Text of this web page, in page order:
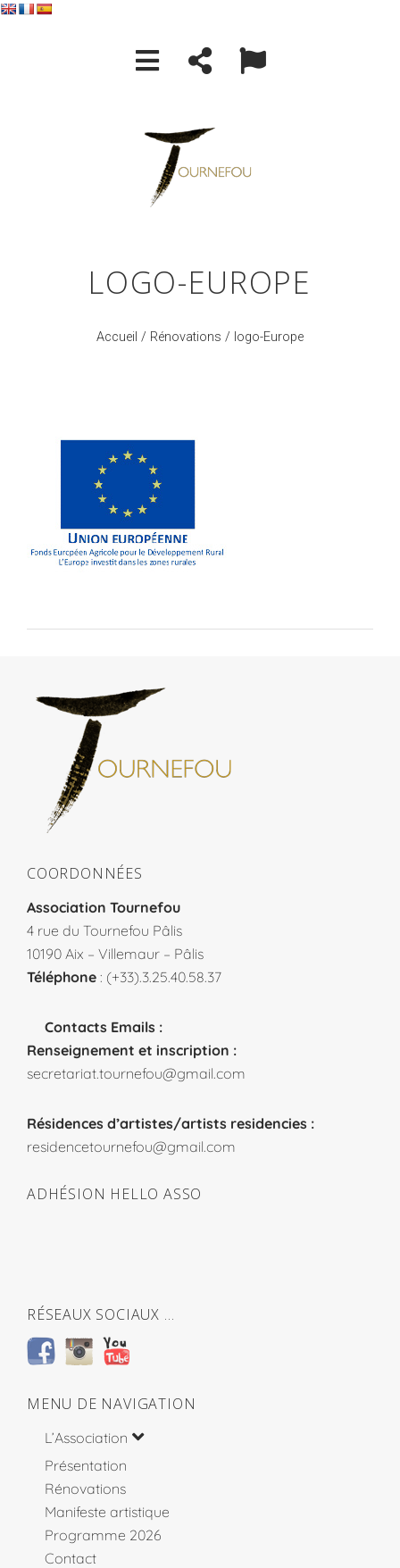
LOGO-EUROPE
Accueil / Rénovations / logo-Europe
COORDONNÉES
Association Tournefou
4 rue du Tournefou Pâlis
10190 Aix – Villemaur – Pâlis
Téléphone : (+33).3.25.40.58.37
Contacts Emails :
Renseignement et inscription :
secretariat.tournefou@gmail.com
Résidences d’artistes/artists residencies :
residencetournefou@gmail.com
ADHÉSION HELLO ASSO
RÉSEAUX SOCIAUX …
MENU DE NAVIGATION
L’Association
Présentation
Rénovations
Manifeste artistique
Programme 2026
Contact